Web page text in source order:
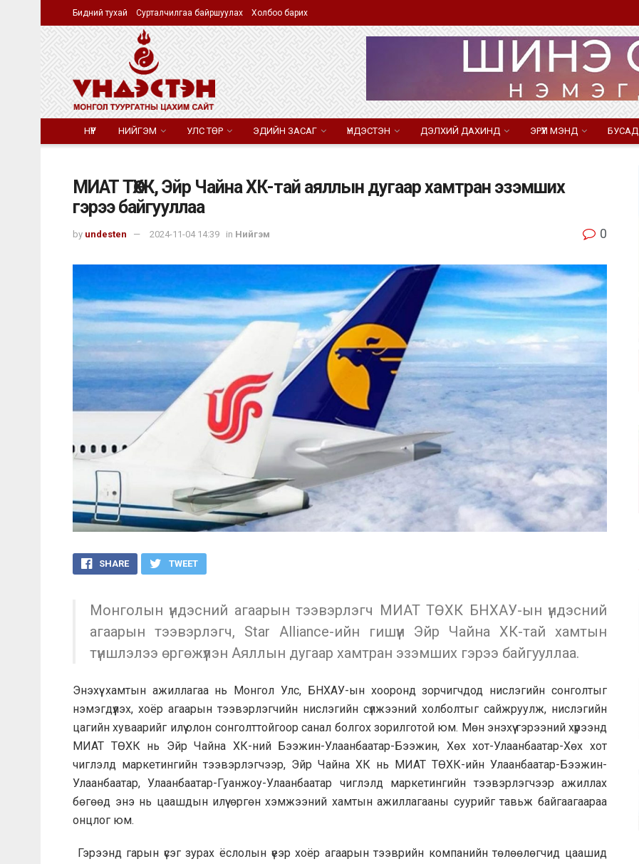
Бидний тухай Сурталчилгаа байршуулах Холбоо барих
НҮҮР НИЙГЭМ УЛС ТӨР ЭДИЙН ЗАСАГ ҮНДЭСТЭН ДЭЛХИЙ ДАХИНД ЭРҮҮЛ МЭНД БУСАД
МИАТ ТӨХК, Эйр Чайна ХК-тай аяллын дугаар хамтран эзэмших
гэрээ байгууллаа
by undesten 2024-11-04 14:39 in Нийгэм 0
SHARE TWEET
Монголын үндэсний агаарын тээвэрлэгч МИАТ ТӨХК БНХАУ-ын үндэсний
агаарын тээвэрлэгч, Star Alliance-ийн гишүүн Эйр Чайна ХК-тай хамтын
түншлэлээ өргөжүүлэн Аяллын дугаар хамтран эзэмших гэрээ байгууллаа.
Энэхүү хамтын ажиллагаа нь Монгол Улс, БНХАУ-ын хооронд зорчигчдод нислэгийн сонголтыг
нэмэгдүүлэх, хоёр агаарын тээвэрлэгчийн нислэгийн сүлжээний холболтыг сайжруулж, нислэгийн
цагийн хуваарийг илүү олон сонголттойгоор санал болгох зорилготой юм. Мөн энэхүү гэрээний хүрээнд
МИАТ ТӨХК нь Эйр Чайна ХК-ний Бээжин-Улаанбаатар-Бээжин, Хөх хот-Улаанбаатар-Хөх хот
чиглэлд маркетингийн тээвэрлэгчээр, Эйр Чайна ХК нь МИАТ ТӨХК-ийн Улаанбаатар-Бээжин-
Улаанбаатар, Улаанбаатар-Гуанжоу-Улаанбаатар чиглэлд маркетингийн тээвэрлэгчээр ажиллах
бөгөөд энэ нь цаашдын илүү өргөн хэмжээний хамтын ажиллагааны суурийг тавьж байгаагаараа
онцлог юм.
Гэрээнд гарын үсэг зурах ёслолын үеэр хоёр агаарын тээврийн компанийн төлөөлөгчид цаашид